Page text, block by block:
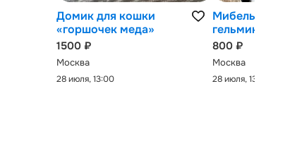
Домик для кошки
«горшочек меда»
1500 ₽
Москва
28 июля, 13:00
Мибельмакс
гельминтов
800 ₽
Москва
28 июля, 13:00